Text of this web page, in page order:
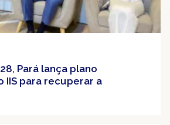
Pará lança plano
IIS para recuperar a